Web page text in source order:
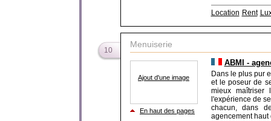
Location Rent
10
Menuiserie
Ajout d'une image
En haut des pages
ABMI -
Dans le plus pur
et le poseur de
mieux maîtriser
l'expérience de
chacun, dans
agencement haut